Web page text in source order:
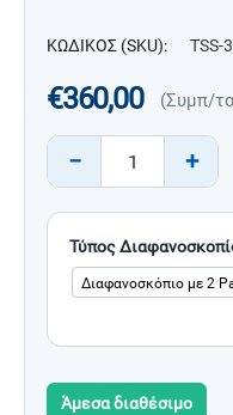
ΚΩΔΙΚΟΣ (SKU): TSS-
€360,00 (Συμπ/
+
−
Τύπος
Άμεσα διαθέσιμο